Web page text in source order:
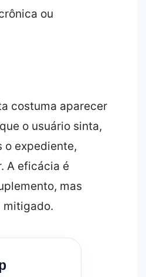
ou
costuma aparecer
o usuário sinta,
o expediente,
A eficácia é
mas
mitigado.